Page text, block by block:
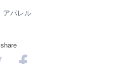
アパレル
share